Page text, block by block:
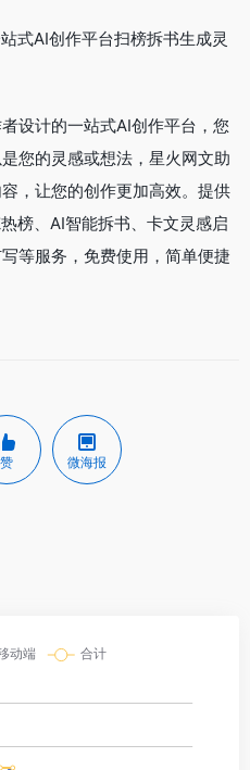
式AI创作平台扫榜拆书生成灵
设计的一站式AI创作平台，您
您的灵感或想法，星火网文助
，让您的创作更加高效。提供
榜、AI智能拆书、卡文灵感启
等服务，免费使用，简单便捷
赞 微海报